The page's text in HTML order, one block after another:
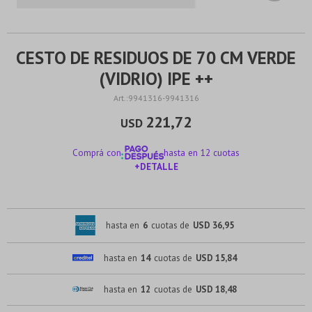
CESTO DE RESIDUOS DE 70 CM VERDE
(VIDRIO) IPE ++
9941316-9941316
USD 221,72
Comprá con
hasta en 12 cuotas
+DETALLE
hasta en 6 cuotas de USD 36,95
hasta en 14 cuotas de USD 15,84
hasta en 12 cuotas de USD 18,48